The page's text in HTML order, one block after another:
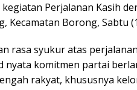
Perjalanan Kasih
Kecamatan Borong, Sabtu
rasa syukur atas
nyata komitmen partai
rakyat, khususnya